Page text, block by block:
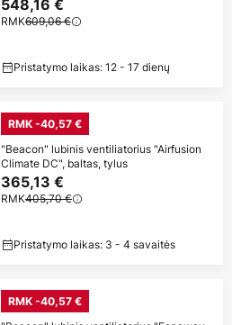
548,16 €
RMK609,06 €
Pristatymo laikas: 12 - 17 dienų
RMK -40,57 €
"Beacon" lubinis ventiliatorius "Airfusion
Climate DC", baltas, tylus
365,13 €
RMK405,70 €
Pristatymo laikas: 3 - 4 savaitės
RMK -40,57 €